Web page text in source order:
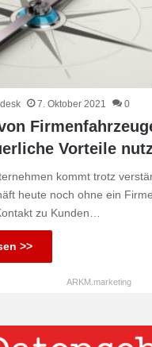
7. Oktober 2021 0
Vorteile
kommt trotz
heute noch ohne ein
zu Kunden…
>>
ARKM.marketing